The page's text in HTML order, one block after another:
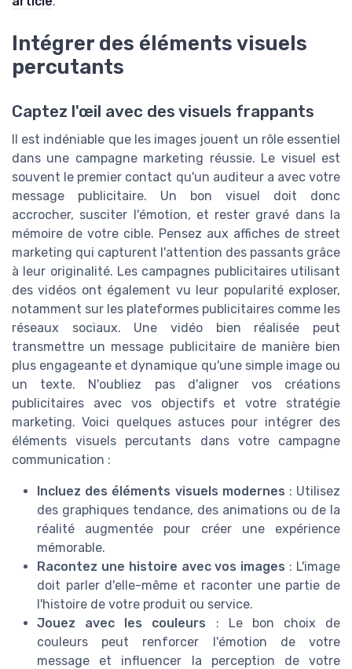
Intégrer des éléments visuels
percutants
Captez l'œil avec des visuels frappants
Il est indéniable que les images jouent un rôle essentiel
dans une campagne marketing réussie. Le visuel est
souvent le premier contact qu'un auditeur a avec votre
message publicitaire. Un bon visuel doit donc
accrocher, susciter l'émotion, et rester gravé dans la
mémoire de votre cible. Pensez aux affiches de street
marketing qui capturent l'attention des passants grâce
à leur originalité. Les campagnes publicitaires utilisant
des vidéos ont également vu leur popularité exploser,
notamment sur les plateformes publicitaires comme les
réseaux sociaux. Une vidéo bien réalisée peut
transmettre un message publicitaire de manière bien
plus engageante et dynamique qu'une simple image ou
un texte. N'oubliez pas d'aligner vos créations
publicitaires avec vos objectifs et votre stratégie
marketing. Voici quelques astuces pour intégrer des
éléments visuels percutants dans votre campagne
communication :
Incluez des éléments visuels modernes : Utilisez
des graphiques tendance, des animations ou de la
réalité augmentée pour créer une expérience
mémorable.
Racontez une histoire avec vos images : L'image
doit parler d'elle-même et raconter une partie de
l'histoire de votre produit ou service.
Jouez avec les couleurs : Le bon choix de
couleurs peut renforcer l'émotion de votre
message et influencer la perception de votre